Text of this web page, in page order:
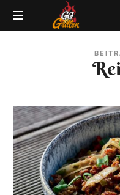
GG-
|
BBQ
Lexikon